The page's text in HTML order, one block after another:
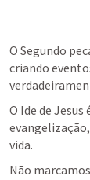
O Segundo
criando
O Ide de
vida.
Não